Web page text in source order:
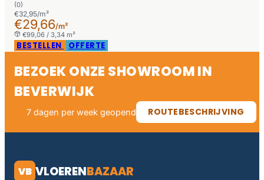
(0)
€32,95/m²
€29,66/m²
€99,06 / 3,34 m²
BESTELLEN OFFERTE
BEZOEK ONZE SHOWROOM IN
BEVERWIJK
7 dagen per week geopend ROUTEBESCHRIJVING
VB VLOERENBAZAAR